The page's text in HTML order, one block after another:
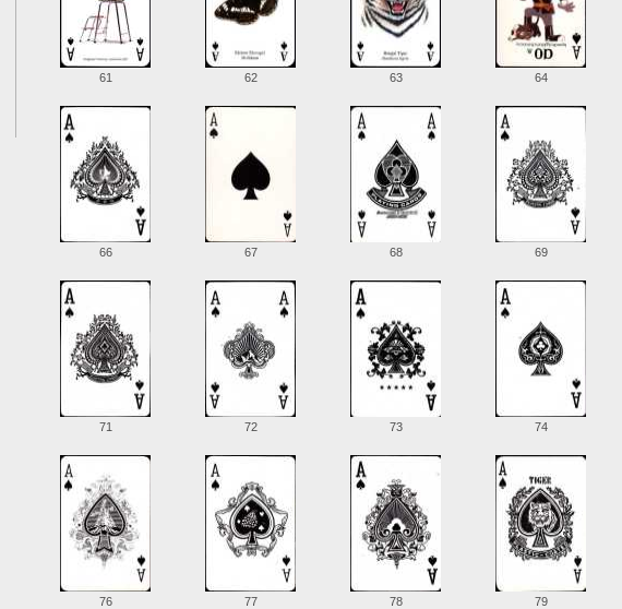
61 62 63 64
66 67 68 69
71 72 73 74
76 77 78 79